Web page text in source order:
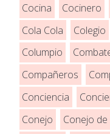
Cocina
Cocinero
Cola Cola
Colegio
Columpio
Compañeros
Conciencia
Conejo
Conejo